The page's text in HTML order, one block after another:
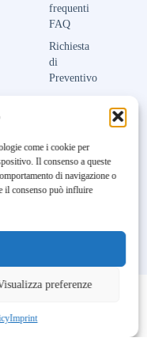
come i cookie per
Il consenso a queste
di navigazione o
il consenso può influire
preferenze
Imprint
frequenti
FAQ
Richiesta
di
Preventivo
trial
our
Rights Reserved |